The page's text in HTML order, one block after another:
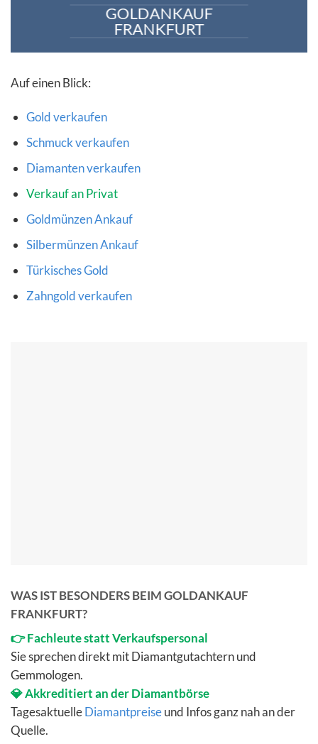
GOLDANKAUF
FRANKFURT
Auf einen Blick:
Gold verkaufen
Schmuck verkaufen
Diamanten verkaufen
Verkauf an Privat
Goldmünzen Ankauf
Silbermünzen Ankauf
Türkisches Gold
Zahngold verkaufen
WAS IST BESONDERS BEIM GOLDANKAUF
FRANKFURT?
👉 Fachleute statt Verkaufspersonal
Sie sprechen direkt mit Diamantgutachtern und
Gemmologen.
💎 Akkreditiert an der Diamantbörse
TagesaktuelleDiamantpreiseund Infos ganz nah an der
Quelle.